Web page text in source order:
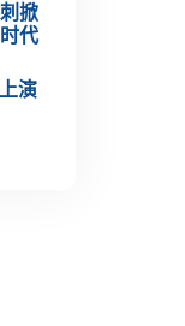
掀
代
演